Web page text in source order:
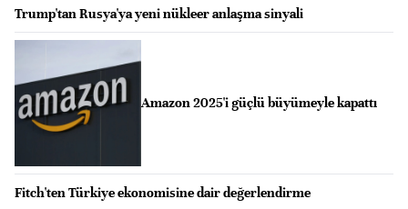
Trump'tan Rusya'ya yeni nükleer anlaşma sinyali
Amazon 2025'i güçlü büyümeyle kapattı
Fitch'ten Türkiye ekonomisine dair değerlendirme